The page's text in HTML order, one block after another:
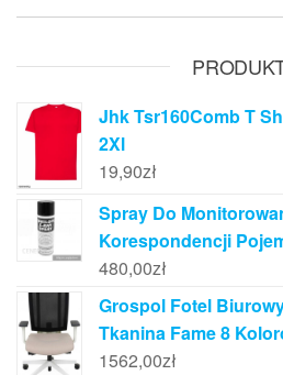
Jhk Tsr160Comb T
2Xl
19,90zł
Spray Do
Korespondencji
480,00zł
Grospol Fotel
Tkanina Fame 8
1562,00zł